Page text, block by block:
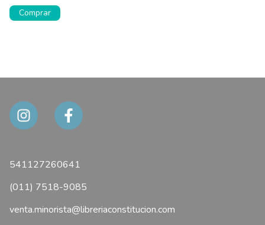
541127260641
(011) 7518-9085
venta.minorista@libreriaconstitucion.com